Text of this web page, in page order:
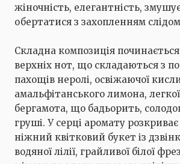
жіночність, елегантність,
обертатися з захопленням
Складна композиція
верхніх нот, що складаються з
пахощів неролі, освіжаючої
амальфітанського лимона,
бергамота, що бадьорить,
груші. У серці аромату
ніжний квітковий букет із
водяної лілії, грайливої ​​білої